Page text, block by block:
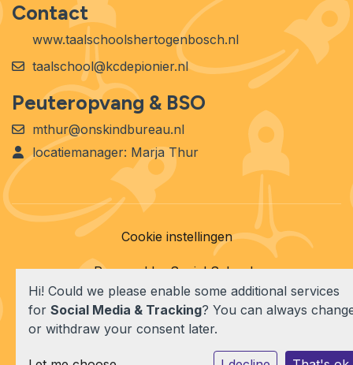
Contact
www.taalschoolshertogenbosch.nl
taalschool@kcdepionier.nl
Peuteropvang & BSO
mthur@onskindbureau.nl
locatiemanager: Marja Thur
Cookie instellingen
Powered bySocial Schools
Hi! Could we please enable some additional services
for Social Media & Tracking? You can always
or withdraw your consent later.